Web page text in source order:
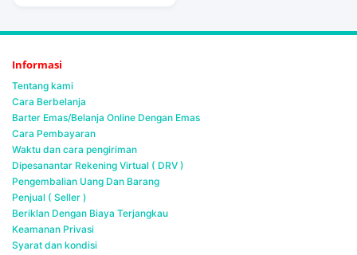
Informasi
Tentang kami
Cara Berbelanja
Barter Emas/Belanja Online Dengan Emas
Cara Pembayaran
Waktu dan cara pengiriman
Dipesanantar Rekening Virtual ( DRV )
Pengembalian Uang Dan Barang
Penjual ( Seller )
Beriklan Dengan Biaya Terjangkau
Keamanan Privasi
Syarat dan kondisi